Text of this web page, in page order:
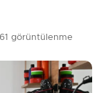
görüntülenme